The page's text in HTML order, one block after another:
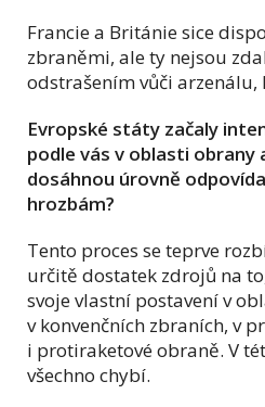
Francie a Británie sice
zbraněmi, ale ty nejsou
odstrašením vůči arzenálu,
Evropské státy začaly
podle vás v oblasti obrany
dosáhnou úrovně
hrozbám?
Tento proces se teprve
určitě dostatek zdrojů na
svoje vlastní postavení v
v konvenčních zbraních, v
i protiraketové obraně. V
všechno chybí.